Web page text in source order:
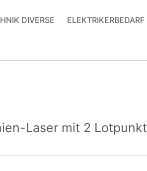
DIVERSE ELEKTRIKERBEDARF
Laser mit 2